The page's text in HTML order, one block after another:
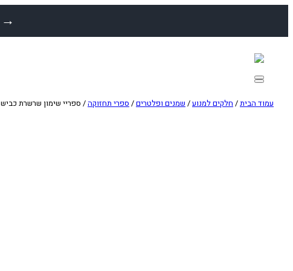
→
עמוד הבית/ חלקים למנוע/ שמנים ופלטרים/ ספרי תחזוקה/ ספריי שימון שרשרת כביש IPONE